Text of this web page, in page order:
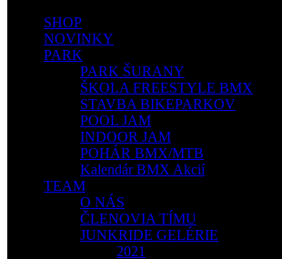
SHOP
NOVINKY
PARK
PARK ŠURANY
ŠKOLA FREESTYLE BMX
STAVBA BIKEPARKOV
POOL JAM
INDOOR JAM
POHÁR BMX/MTB
Kalendár BMX Akcií
TEAM
O NÁS
ČLENOVIA TÍMU
JUNKRIDE GELÉRIE
2021